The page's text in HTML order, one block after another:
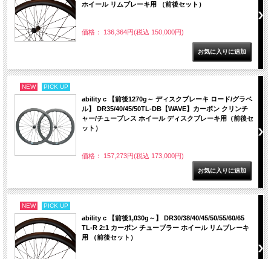
ホイール リムブレーキ用 （前後セット）
価格： 136,364円(税込 150,000円)
NEW PICK UP
ability c 【前後1270g～ ディスクブレーキ ロード/グラベ
ル】 DR35/40/45/50TL-DB【WAVE】カーボン クリンチ
ャー/チューブレス ホイール ディスクブレーキ用（前後セ
ット）
価格： 157,273円(税込 173,000円)
NEW PICK UP
ability c 【前後1,030g～】 DR30/38/40/45/50/55/60/65
TL-R 2:1 カーボン チューブラー ホイール リムブレーキ
用 （前後セット）